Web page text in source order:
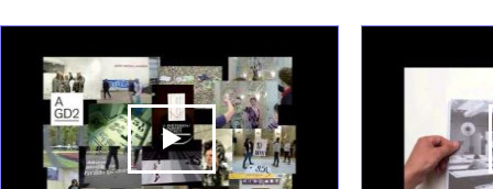
PŘEHRÁT